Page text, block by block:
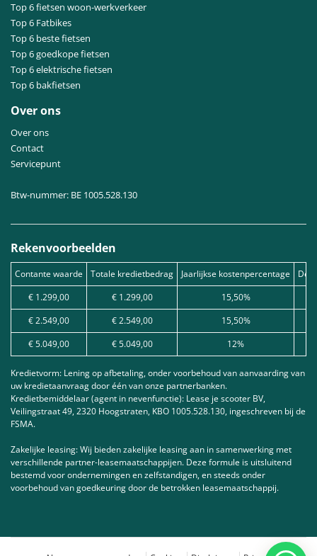
Top 6 fietsen woon-werkverkeer
Top 6 Fatbikes
Top 6 beste fietsen
Top 6 goedkope fietsen
Top 6 elektrische fietsen
Top 6 bakfietsen
Over ons
Over ons
Contact
Servicepunt
Btw-nummer: BE 1005.528.130
Rekenvoorbeelden
Contante waarde Totale kredietbedrag Jaarlijkse kostenpercentage
€ 1.299,00
€ 1.299,00
15,50%
€ 2.549,00
€ 2.549,00
15,50%
€ 5.049,00
€ 5.049,00 12%
Kredietvorm: Lening op afbetaling, onder voorbehoud van aanvaarding van
uw kredietaanvraag door één van onze partnerbanken.
Kredietbemiddelaar (agent in nevenfunctie): Lease je scooter BV,
Veilingstraat 49, 2320 Hoogstraten, KBO 1005.528.130, ingeschreven bij de
FSMA.
Zakelijke leasing: Wij bieden zakelijke leasing aan in samenwerking met
verschillende partner-leasemaatschappijen. Deze formule is uitsluitend
bestemd voor ondernemingen en zelfstandigen, en steeds onder
voorbehoud van goedkeuring door de betrokken leasemaatschappij.